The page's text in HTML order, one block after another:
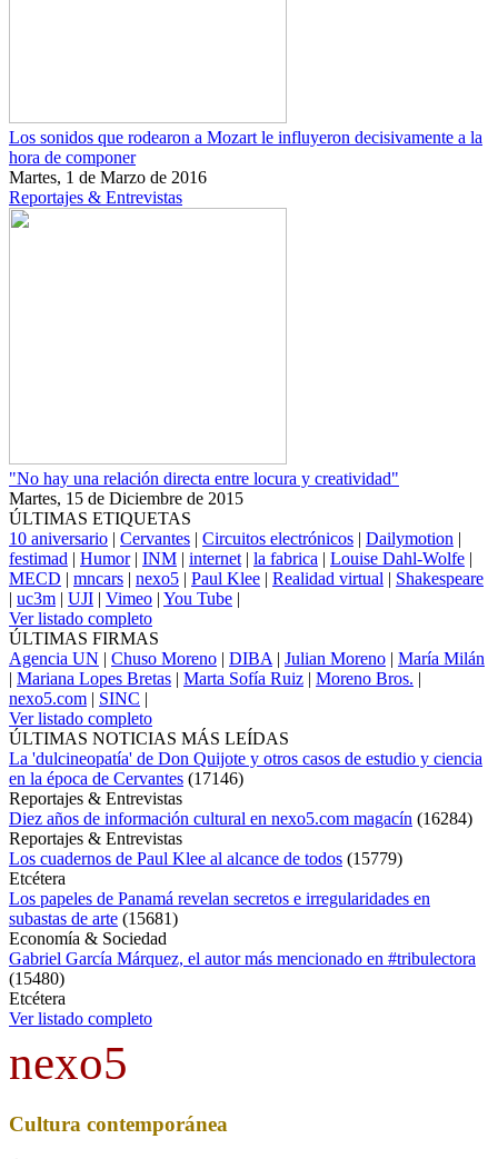
Los sonidos que rodearon a Mozart le influyeron decisivamente a la
hora de componer
Martes, 1 de Marzo de 2016
Reportajes & Entrevistas
"No hay una relación directa entre locura y creatividad"
Martes, 15 de Diciembre de 2015
ÚLTIMAS ETIQUETAS
10 aniversario | Cervantes | Circuitos electrónicos | Dailymotion |
festimad | Humor| INM | internet | la fabrica | Louise Dahl-Wolfe |
MECD | mncars | nexo5 | Paul Klee | Realidad virtual | Shakespeare
| uc3m | UJI | Vimeo | You Tube |
Ver listado completo
ÚLTIMAS FIRMAS
Agencia UN | Chuso Moreno | DIBA | Julian Moreno | María Milán
| Mariana Lopes Bretas | Marta Sofía Ruiz | Moreno Bros. |
nexo5.com | SINC |
Ver listado completo
ÚLTIMAS NOTICIAS MÁS LEÍDAS
La 'dulcineopatía' de Don Quijote y otros casos de estudio y ciencia
en la época de Cervantes (17146)
Reportajes & Entrevistas
Diez años de información cultural en nexo5.com magacín (16284)
Reportajes & Entrevistas
Los cuadernos de Paul Klee al alcance de todos (15779)
Etcétera
Los papeles de Panamá revelan secretos e irregularidades en
subastas de arte (15681)
Economía & Sociedad
Gabriel García Márquez, el autor más mencionado en #tribulectora
(15480)
Etcétera
Ver listado completo
nexo5
Cultura contemporánea